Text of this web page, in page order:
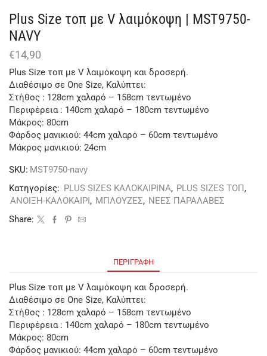
Plus Size τοπ με V λαιμόκοψη | MST9750-
NAVY
€14,90
Plus Size τοπ με V λαιμόκοψη και δροσερή.
Διαθέσιμο σε One Size, Καλύπτει:
Στήθος : 128cm χαλαρό – 158cm τεντωμένο
Περιφέρεια : 140cm χαλαρό – 180cm τεντωμένο
Μάκρος: 80cm
Φάρδος μανικιού: 44cm χαλαρό – 60cm τεντωμένο
Μάκρος μανικιού: 24cm
SKU: MST9750-navy
Κατηγορίες: PLUS SIZES ΚΑΛΟΚΑΙΡΙΝΑ, PLUS SIZES ΤΟΠ,
ΑΝΟΙΞΗ-ΚΑΛΟΚΑΙΡΙ, ΜΠΛΟΥΖΕΣ, ΝΕΕΣ ΠΑΡΑΛΑΒΕΣ
Share:
ΠΕΡΙΓΡΑΦΉ
Plus Size τοπ με V λαιμόκοψη και δροσερή.
Διαθέσιμο σε One Size, Καλύπτει:
Στήθος : 128cm χαλαρό – 158cm τεντωμένο
Περιφέρεια : 140cm χαλαρό – 180cm τεντωμένο
Μάκρος: 80cm
Φάρδος μανικιού: 44cm χαλαρό – 60cm τεντωμένο